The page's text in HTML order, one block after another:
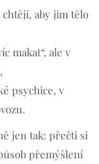
chtějí, aby jim tělo
makat“, ale v
psychice, v
jen tak: přečti si
přemýšlení